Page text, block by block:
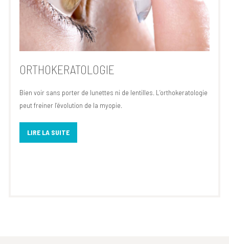
ORTHOKERATOLOGIE
Bien voir sans porter de lunettes ni de lentilles. L’orthokeratologie
peut freiner l’évolution de la myopie.
LIRE LA SUITE